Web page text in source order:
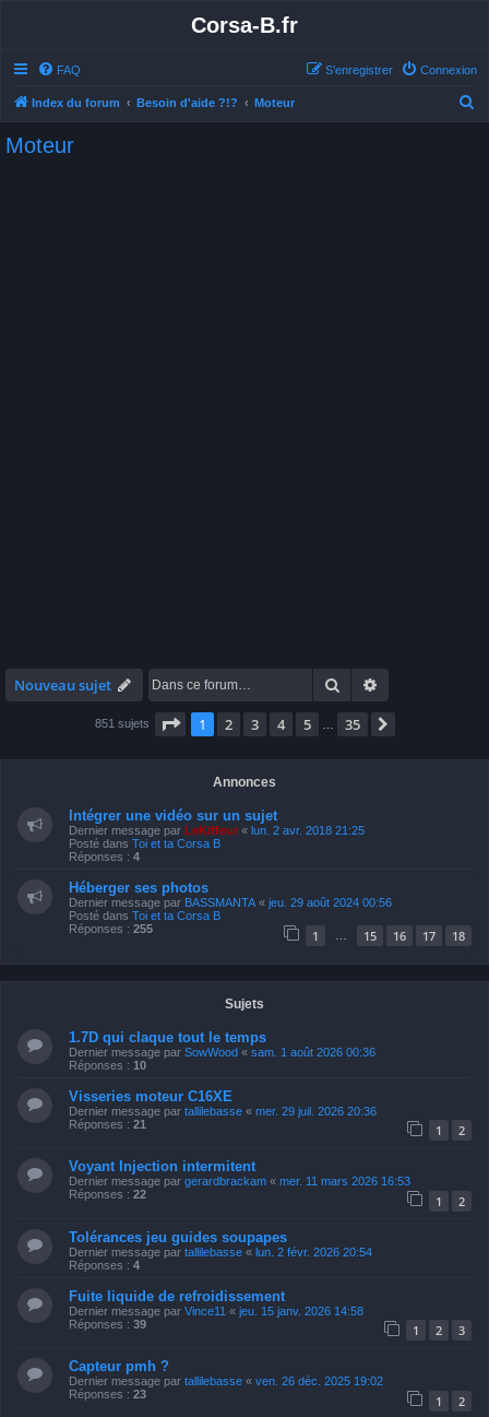
Corsa-B.fr
FAQ Connexion
S’enregistrer
Index du forum Besoin d'aide ?!? Moteur
Moteur
Nouveau sujet Rechercher
851 sujets Page 1sur35
1 2 3 4 5 35
Annonces
Intégrer une vidéo sur un sujet
Dernier message par LeKiffeur « lun. 2 avr. 2018 21:25
Posté dans Toi et ta Corsa B
Réponses : 4
Héberger ses photos
Dernier message par BASSMANTA « jeu. 29 août 2024 00:56
Posté dans Toi et ta Corsa B
Réponses : 255 1 15 16 17 18
Sujets
1.7D qui claque tout le temps
Dernier message par SowWood « sam. 1 août 2026 00:36
Réponses : 10
Visseries moteur C16XE
Dernier message par tallilebasse « mer. 29 juil. 2026 20:36
Réponses : 21 1 2
Voyant Injection intermitent
Dernier message par gerardbrackam « mer. 11 mars 2026 16:53
Réponses : 22 1 2
Tolérances jeu guides soupapes
Dernier message par tallilebasse « lun. 2 févr. 2026 20:54
Réponses : 4
Fuite liquide de refroidissement
Dernier message par Vince11 « jeu. 15 janv. 2026 14:58
Réponses : 39 1 2 3
Capteur pmh ?
Dernier message par tallilebasse « ven. 26 déc. 2025 19:02
Réponses : 23 1 2